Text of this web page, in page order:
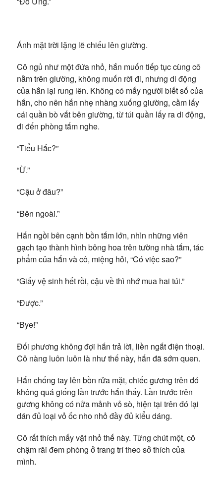
Ánh mặt trời lặng lẽ chiếu lên giường.
Cô ngủ như một đứa nhỏ, hắn muốn tiếp tục cùng cô
nằm trên giường, không muốn rời đi, nhưng di động
của hắn lại rung lên. Không có mấy người biết số của
hắn, cho nên hắn nhẹ nhàng xuống giường, cầm lấy
cái quần bò vắt bên giường, từ túi quần lấy ra di động,
đi đến phòng tắm nghe.
“Tiểu Hắc?”
“Ừ.”
“Cậu ở đâu?”
“Bên ngoài.”
Hắn ngồi bên cạnh bồn tắm lớn, nhìn những viên
gạch tạo thành hình bông hoa trên tường nhà tắm, tác
phẩm của hắn và cô, miệng hỏi, “Có việc sao?”
“Giấy vệ sinh hết rồi, cậu về thì nhớ mua hai túi.”
“Được.”
“Bye!”
Đối phương không đợi hắn trả lời, liền ngắt điện thoại.
Cô nàng luôn luôn là như thế này, hắn đã sớm quen.
Hắn chống tay lên bồn rửa mặt, chiếc gương trên đó
không quá giống lần trước hắn thấy. Lần trước trên
gương không có nửa mảnh vỏ sò, hiện tại trên đó lại
dán đủ loại vỏ ốc nho nhỏ đầy đủ kiểu dáng.
Cô rất thích mấy vật nhỏ thế này. Từng chút một, cô
chậm rãi đem phòng ở trang trí theo sở thích của
mình.